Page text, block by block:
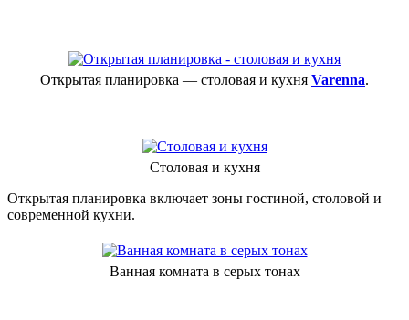
Открытая планировка — столовая и кухня Varenna.
Столовая и кухня
Открытая планировка включает зоны гостиной, столовой и
современной кухни.
Ванная комната в серых тонах